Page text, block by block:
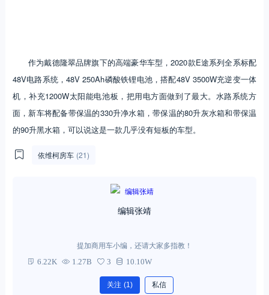
作为戴德隆翠品牌旗下的高端豪华车型，2020款E途系列全系标配
48V电路系统，48V 250Ah磷酸铁锂电池，搭配48V 3500W充逆变一体
机，补充1200W太阳能电池板，把用电方面做到了最大。水路系统方
面，新车将配备带保温的330升净水箱，带保温的80升灰水箱和带保温
的90升黑水箱，可以说这是一款几乎没有短板的车型。
依维柯房车 (21)
编辑张靖
提加商用车小编，还请大家多指教！
6.22K 1.27B 3 10.10W
关注 (1) 私信